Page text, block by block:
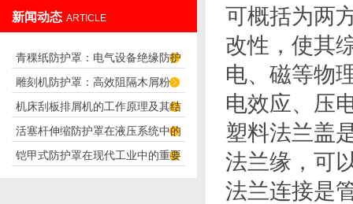
新闻动态 ARTICLE
青稞纸防护罩：电气设备绝缘防护
专用方案
雕刻机防护罩：高效阻隔木屑粉
尘，守护设备精度与安全
机床刮板排屑机的工作原理及其结
构分析
活塞杆伸缩防护罩在液压系统中的
应用
铠甲式防护罩在现代工业中的重要
可概括为两
改性，使其
电、磁等物
电效应、压
塑料法兰盖
法兰缘，可
法兰连接是